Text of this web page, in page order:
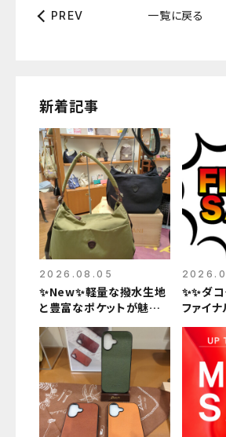
PREV 一覧に戻る
新着記事
2026.08.05
✨New✨軽量な撥水生地
と豊富なポケットが魅力
✨✨ダ
ファイナ